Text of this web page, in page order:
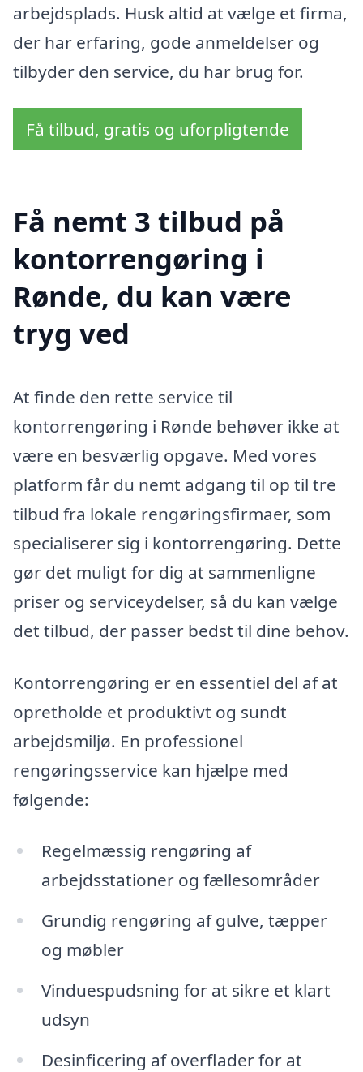
arbejdsplads. Husk altid at vælge et firma,
der har erfaring, gode anmeldelser og
tilbyder den service, du har brug for.
Få tilbud, gratis og uforpligtende
Få nemt 3 tilbud på
kontorrengøring i
Rønde, du kan være
tryg ved
At finde den rette service til
kontorrengøring i Rønde behøver ikke at
være en besværlig opgave. Med vores
platform får du nemt adgang til op til tre
tilbud fra lokale rengøringsfirmaer, som
specialiserer sig i kontorrengøring. Dette
gør det muligt for dig at sammenligne
priser og serviceydelser, så du kan vælge
det tilbud, der passer bedst til dine behov.
Kontorrengøring er en essentiel del af at
opretholde et produktivt og sundt
arbejdsmiljø. En professionel
rengøringsservice kan hjælpe med
følgende:
Regelmæssig rengøring af
arbejdsstationer og fællesområder
Grundig rengøring af gulve, tæpper
og møbler
Vinduespudsning for at sikre et klart
udsyn
Desinficering af overflader for at